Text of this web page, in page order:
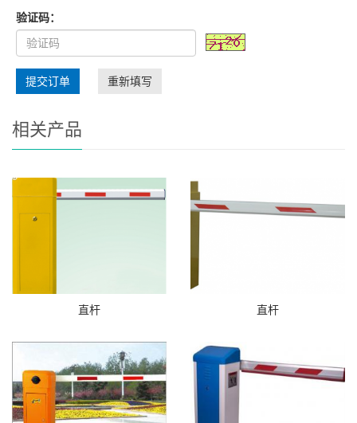
验证码：
提交订单 重新填写
相关产品
直杆 直杆